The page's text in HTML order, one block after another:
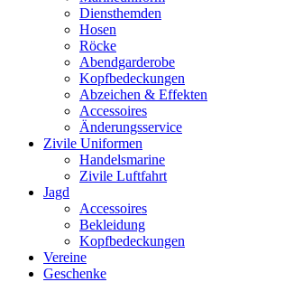
Diensthemden
Hosen
Röcke
Abendgarderobe
Kopfbedeckungen
Abzeichen & Effekten
Accessoires
Änderungsservice
Zivile Uniformen
Handelsmarine
Zivile Luftfahrt
Jagd
Accessoires
Bekleidung
Kopfbedeckungen
Vereine
Geschenke